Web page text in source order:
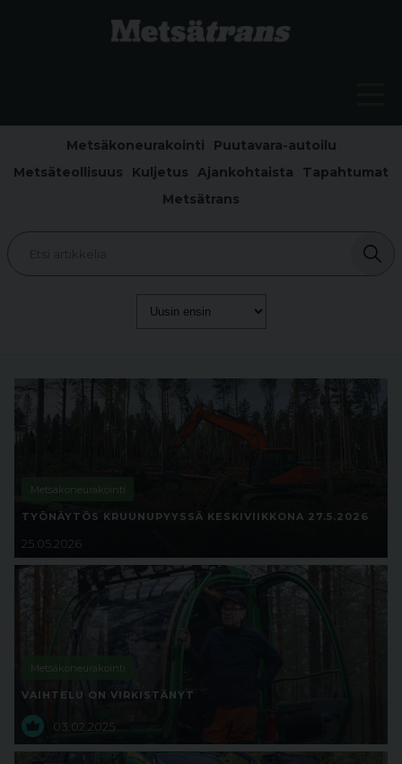
Metsäkoneurakointi
Puutavara-autoilu
Metsäteollisuus
Kuljetus Ajankohtaista
Tapahtumat
Metsätrans
Metsäkoneurakointi
TYÖNÄYTÖS KRUUNUPYYSSÄ KESKIVIIKKONA 27.5.2026
25.05.2026
Metsäkoneurakointi
VAIHTELU ON VIRKISTÄNYT
03.02.2025